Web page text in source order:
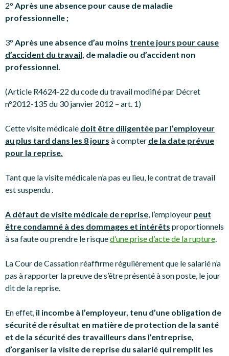
2° Après une absence pour cause de maladie
professionnelle ;
3° Après une absence d’au moins trente jours pour cause
d’accident du travail, de maladie ou d’accident non
professionnel.
(Article R4624-22 du code du travail modifié par Décret
n°2012-135 du 30 janvier 2012 – art. 1)
Cette visite médicale doit être diligentée par l’employeur
au plus tard dans les 8 jours à compter de la date prévue
pour la reprise.
Tant que la visite médicale n’a pas eu lieu, le contrat de travail
est suspendu .
A défaut de visite médicale de reprise, l’employeur peut
être condamné à des dommages et intérêts proportionnels
à sa faute ou prendre le risqued’une prise d’acte de la rupture.
La Cour de Cassation réaffirme régulièrement que le salarié n’a
pas à rapporter la preuve de s’être présenté à son poste, le jour
dit de la reprise.
En effet, il incombe à l’employeur, tenu d’une obligation de
sécurité de résultat en matière de protection de la santé
et de la sécurité des travailleurs dans l’entreprise,
d’organiser la visite de reprise du salarié qui remplit les